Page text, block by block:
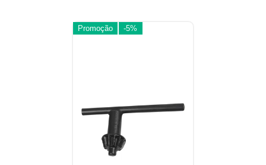
Promoção -5%